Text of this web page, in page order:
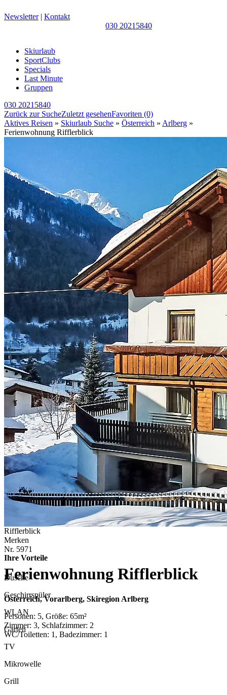
Newsletter| Kontakt
030 20215840
Skiurlaub
SportClubs
Specials
Last Minute
Gruppen
030 20215840
Zurück zur SucheZuletzt gesehenFavoriten (0)
Aktives Reisen » Skiurlaub Suche » Österreich » Arlberg »
Ferienwohnung Rifflerblick
Rifflerblick
Merken
Nr. 5971
Ferienwohnung Rifflerblick
Österreich, Vorarlberg, Skiregion Arlberg
Personen: 5, Größe: 65m²
Zimmer: 3, Schlafzimmer: 2
WC/Toiletten: 1, Badezimmer: 1
Ihre Vorteile
Dusche
Geschirrspüler
WLAN
Garten
TV
Mikrowelle
Grill